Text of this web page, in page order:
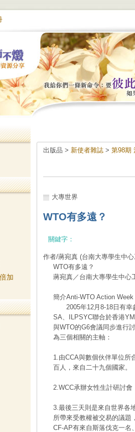
加
出版品 > 新使者雜誌 > 第98期
大專世界
WTO有多遠？
關鍵字：
作者/蔣宛真 (台南大專學生中
WTO有多遠？
蔣宛真／台南大專學生中心
簡介Anti-WTO Action Week
2005年12月8-18日有幸
SA、ILPSYC聯合於香港
與WTO的G6會議同步進行
為三個相關的主軸：
1.由CCA與數個伙伴單位所
百人，來自二十九個國家。
2.WCC承辦女性生計研討
3.最後三天則是來自世界各
所帶來受教權被交易的議題
CF-AP有來自斯落伐克一名